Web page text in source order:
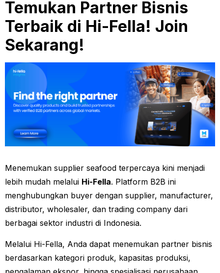
Temukan Partner Bisnis
Terbaik di Hi-Fella! Join
Sekarang!
Menemukan supplier seafood terpercaya kini menjadi
lebih mudah melalui Hi-Fella. Platform B2B ini
menghubungkan buyer dengan supplier, manufacturer,
distributor, wholesaler, dan trading company dari
berbagai sektor industri di Indonesia.
Melalui Hi-Fella, Anda dapat menemukan partner bisnis
berdasarkan kategori produk, kapasitas produksi,